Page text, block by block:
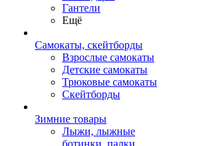
Гантели
Ещё
Самокаты, скейтборды
Взрослые самокаты
Детские самокаты
Трюковые самокаты
Скейтборды
Зимние товары
Лыжи, лыжные
ботинки, палки